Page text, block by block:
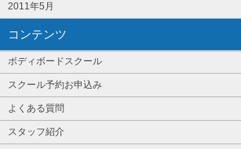
2011年5月
コンテンツ
ボディボードスクール
スクール予約お申込み
よくある質問
スタッフ紹介